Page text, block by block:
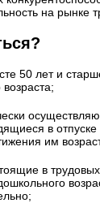
на рынке
50 лет и
в отпуске
им
в